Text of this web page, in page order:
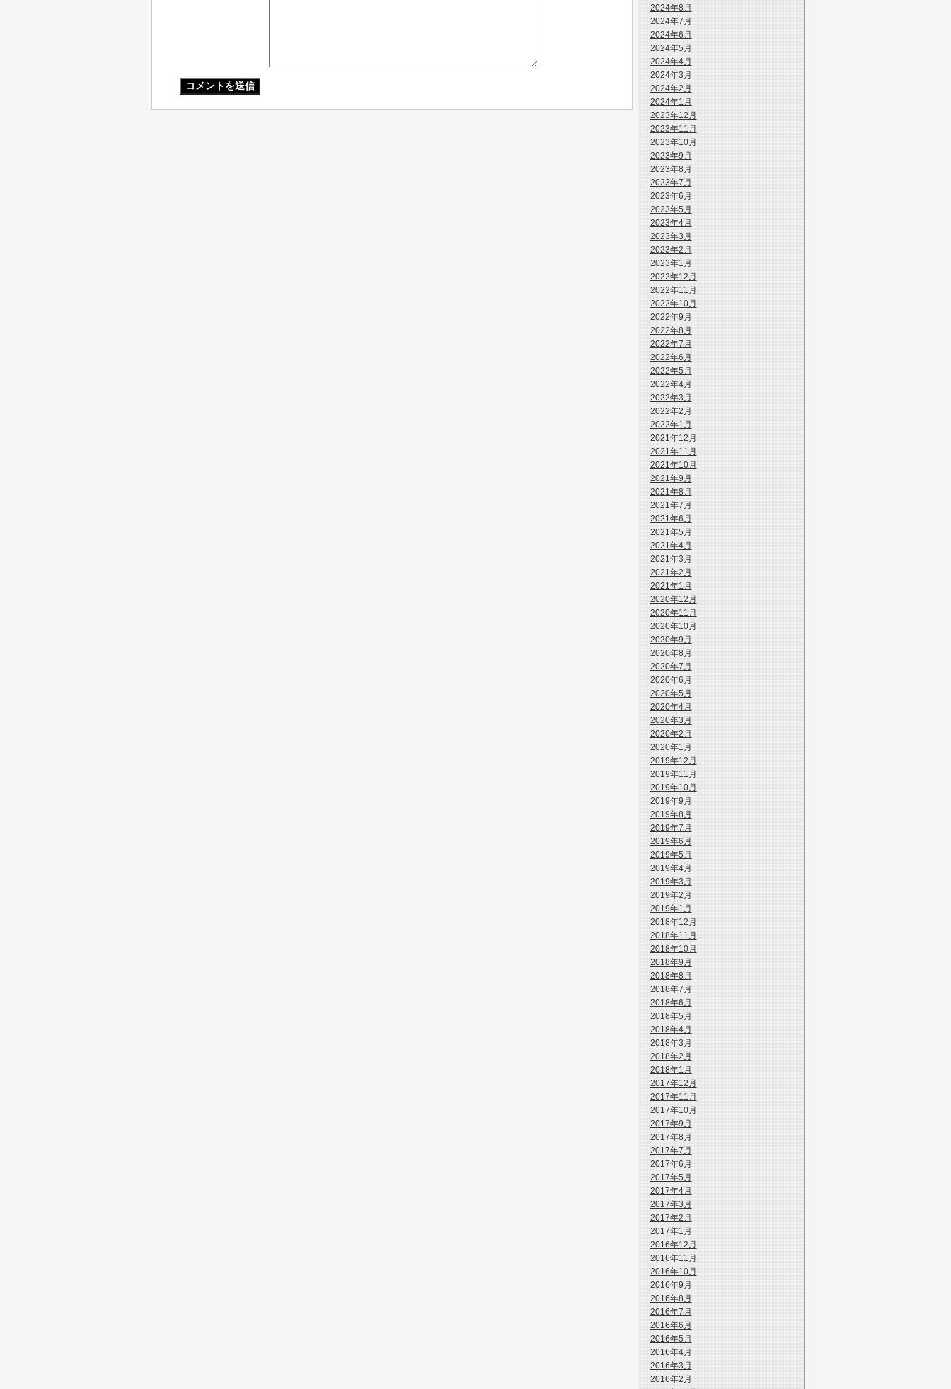
2024年8月
2024年7月
2024年6月
2024年5月
2024年4月
2024年3月
2024年2月
2024年1月
2023年12月
2023年11月
2023年10月
2023年9月
2023年8月
2023年7月
2023年6月
2023年5月
2023年4月
2023年3月
2023年2月
2023年1月
2022年12月
2022年11月
2022年10月
2022年9月
2022年8月
2022年7月
2022年6月
2022年5月
2022年4月
2022年3月
2022年2月
2022年1月
2021年12月
2021年11月
2021年10月
2021年9月
2021年8月
2021年7月
2021年6月
2021年5月
2021年4月
2021年3月
2021年2月
2021年1月
2020年12月
2020年11月
2020年10月
2020年9月
2020年8月
2020年7月
2020年6月
2020年5月
2020年4月
2020年3月
2020年2月
2020年1月
2019年12月
2019年11月
2019年10月
2019年9月
2019年8月
2019年7月
2019年6月
2019年5月
2019年4月
2019年3月
2019年2月
2019年1月
2018年12月
2018年11月
2018年10月
2018年9月
2018年8月
2018年7月
2018年6月
2018年5月
2018年4月
2018年3月
2018年2月
2018年1月
2017年12月
2017年11月
2017年10月
2017年9月
2017年8月
2017年7月
2017年6月
2017年5月
2017年4月
2017年3月
2017年2月
2017年1月
2016年12月
2016年11月
2016年10月
2016年9月
2016年8月
2016年7月
2016年6月
2016年5月
2016年4月
2016年3月
2016年2月